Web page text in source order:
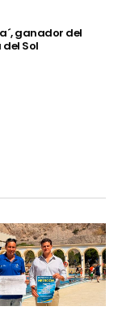
ganador del
del Sol